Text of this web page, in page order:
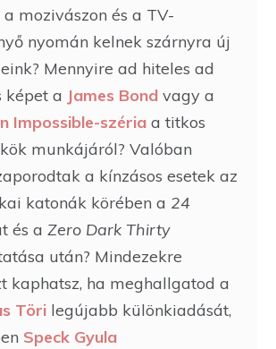
mozivászon és a TV-
nyomán kelnek szárnyra új
Mennyire ad hiteles ad
képet a James Bond vagy a
Impossible-széria a titkos
munkájáról? Valóban
a kínzásos esetek az
katonák körében a 24
és a Zero Dark Thirty
után? Mindezekre
kaphatsz, ha meghallgatod a
Töri legújabb különkiadását,
Speck Gyula